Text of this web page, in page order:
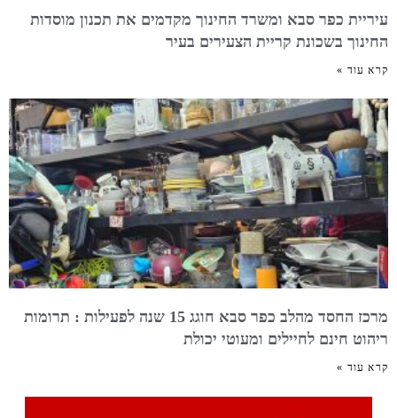
עיריית כפר סבא ומשרד החינוך מקדמים את תכנון מוסדות
החינוך בשכונת קריית הצעירים בעיר
קרא עוד »
מרכז החסד מהלב כפר סבא חוגג 15 שנה לפעילות : תרומות
ריהוט חינם לחיילים ומעוטי יכולת
קרא עוד »